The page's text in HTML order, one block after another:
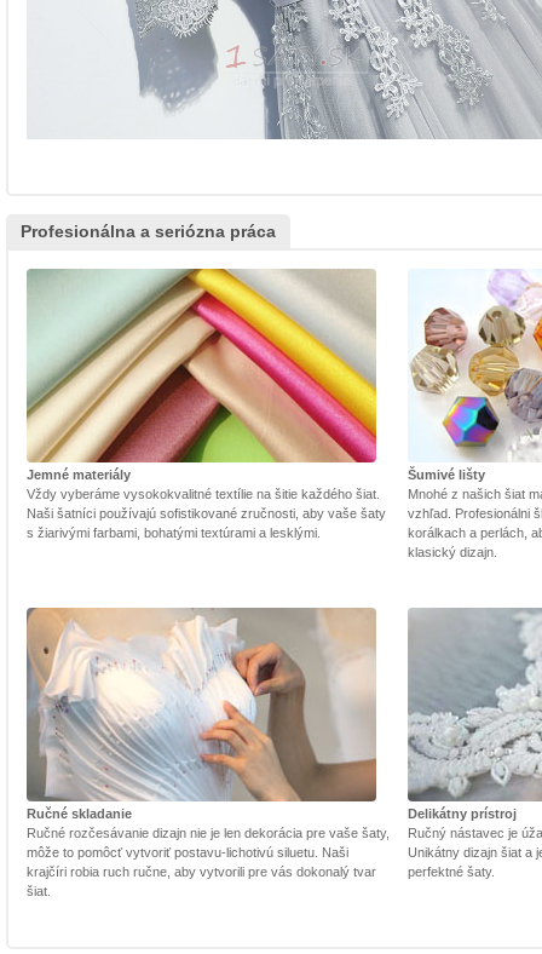
Profesionálna a seriózna práca
Jemné materiály
Vždy vyberáme vysokokvalitné textílie na šitie každého šiat.
Naši šatníci používajú sofistikované zručnosti, aby vaše šaty
s žiarivými farbami, bohatými textúrami a lesklými.
Šumivé lišty
Mnohé z našich šiat
vzhľad. Profesionálni
korálkach a perlách,
klasický dizajn.
Ručné skladanie
Ručné rozčesávanie dizajn nie je len dekorácia pre vaše šaty,
môže to pomôcť vytvoriť postavu-lichotivú siluetu. Naši
krajčíri robia ruch ručne, aby vytvorili pre vás dokonalý tvar
šiat.
Delikátny prístroj
Ručný nástavec je
Unikátny dizajn šiat a
perfektné šaty.